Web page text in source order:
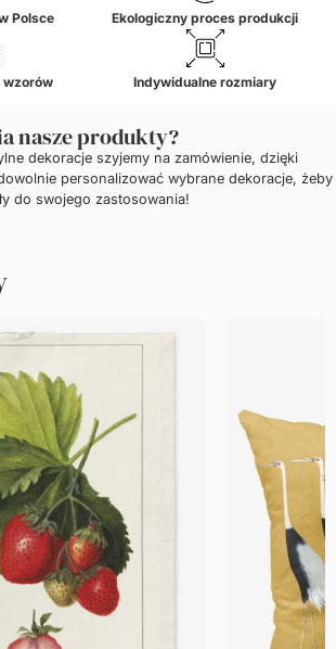
Polsce Ekologiczny proces produkcji
wzorów Indywidualne rozmiary
nasze produkty?
dekoracje szyjemy na zamówienie, dzięki
personalizować wybrane dekoracje, żeby
do swojego zastosowania!